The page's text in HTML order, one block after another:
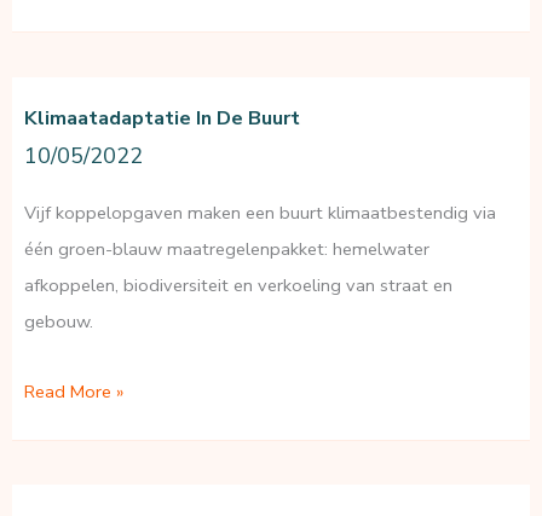
Klimaatadaptatie In De Buurt
10/05/2022
Vijf koppelopgaven maken een buurt klimaatbestendig via
één groen-blauw maatregelenpakket: hemelwater
afkoppelen, biodiversiteit en verkoeling van straat en
gebouw.
Klimaatadaptatie
Read More »